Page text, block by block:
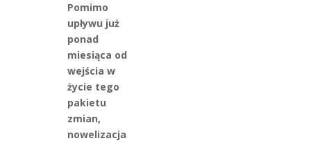
Pomimo
upływu już
ponad
miesiąca od
wejścia w
życie tego
pakietu
zmian,
nowelizacja